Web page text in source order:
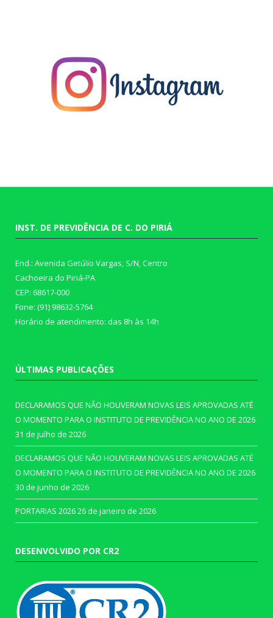
INST. DE PREVIDÊNCIA DE C. DO PIRIÁ
End.: Avenida Getúlio Vargas, S/N, Centro
Cachoeira do Piriá-PA
CEP: 68617-000
Fone: (91) 98632-5764
Horário de atendimento: das 8h às 14h
ÚLTIMAS PUBLICAÇÕES
DECLARAMOS QUE NÃO HOUVERAM NOVAS LEIS APROVADAS ATÉ
O MOMENTO PARA O INSTITUTO DE PREVIDÊNCIA NO ANO DE 2026
31 de julho de 2026
DECLARAMOS QUE NÃO HOUVERAM NOVAS LEIS APROVADAS ATÉ
O MOMENTO PARA O INSTITUTO DE PREVIDÊNCIA NO ANO DE 2026
30 de junho de 2026
PORTARIAS 202626 de janeiro de 2026
DESENVOLVIDO POR CR2